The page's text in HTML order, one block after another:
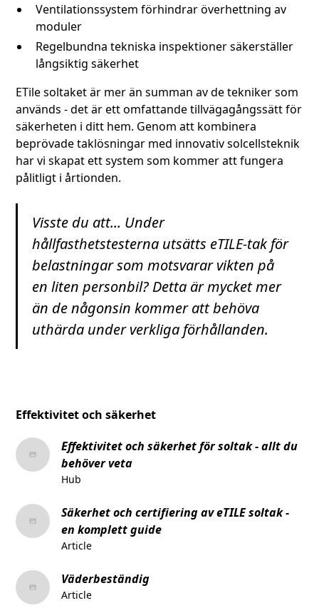
Effektivitet och säkerhet
Effektivitet och säkerhet för soltak - allt du
behöver veta
Hub
Säkerhet och certifiering av eTILE soltak -
en komplett guide
Article
Väderbeständig
Article
Ventilationssystem förhindrar överhettning av
moduler
Regelbundna tekniska inspektioner säkerställer
långsiktig säkerhet
ETile soltaket är mer än summan av de tekniker som
används - det är ett omfattande tillvägagångssätt för
säkerheten i ditt hem. Genom att kombinera
beprövade taklösningar med innovativ solcellsteknik
har vi skapat ett system som kommer att fungera
pålitligt i årtionden.
Visste du att... Under
hållfasthetstesterna utsätts eTILE-tak för
belastningar som motsvarar vikten på
en liten personbil? Detta är mycket mer
än de någonsin kommer att behöva
uthärda under verkliga förhållanden.